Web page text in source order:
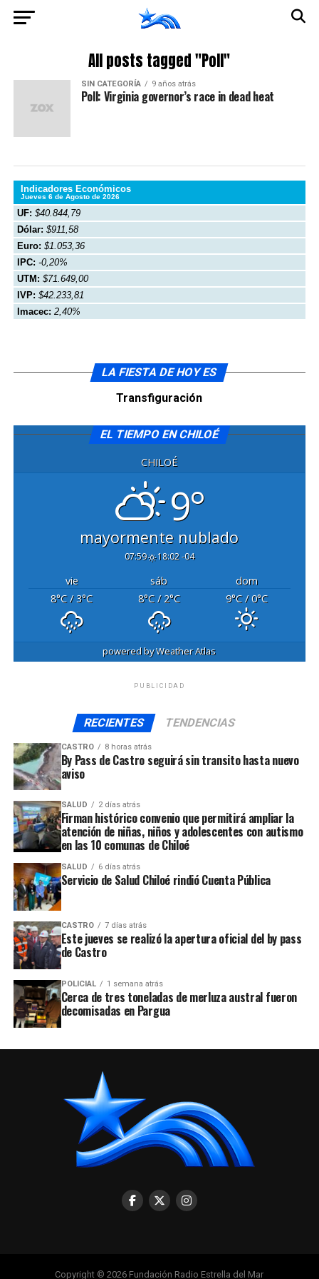
All posts tagged "Poll"
SIN CATEGORÍA 9 años atrás
Poll: Virginia governor’s race in dead heat
Indicadores Económicos
Jueves 6 de Agosto de 2026
UF: $40.844,79
Dólar: $911,58
Euro: $1.053,36
IPC: -0,20%
UTM: $71.649,00
IVP: $42.233,81
Imacec: 2,40%
LA FIESTA DE HOY ES
Transfiguración
EL TIEMPO EN CHILOÉ
CHILOÉ
9°
mayormente nublado
07:59 18:02 -04
vie sáb
dom
8°C/ 3°C 8°C/ 2°C 9°C/ 0°C
powered byWeather Atlas
PUBLICIDAD
RECIENTES TENDENCIAS
CASTRO 8 horas atrás
By Pass de Castro seguirá sin transito hasta nuevo
aviso
SALUD 2 días atrás
Firman histórico convenio que permitirá ampliar la
atención de niñas, niños y adolescentes con autismo
en las 10 comunas de Chiloé
SALUD 6 días atrás
Servicio de Salud Chiloé rindió Cuenta Pública
CASTRO 7 días atrás
Este jueves se realizó la apertura oficial del by pass
de Castro
POLICIAL 1 semana atrás
Cerca de tres toneladas de merluza austral fueron
decomisadas en Pargua
Copyright © 2026 Fundación Radio Estrella del Mar